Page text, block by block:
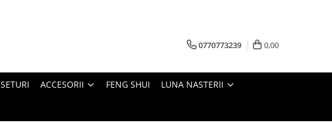
0770773239 0,00
SETURI ACCESORII FENG SHUI LUNA NASTERII